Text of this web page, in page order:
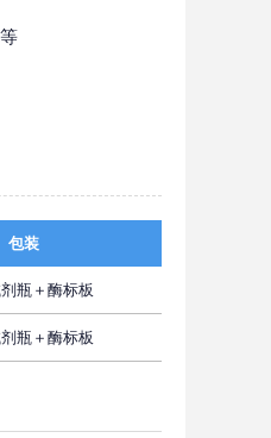
包装
瓶＋酶标板
瓶＋酶标板